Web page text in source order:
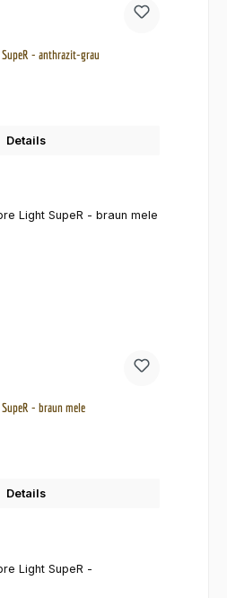
- anthrazit-grau
Details
- braun mele
Details